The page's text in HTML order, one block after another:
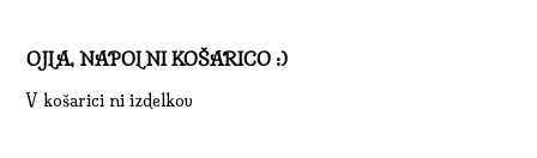
OJLA, NAPOLNI KOŠARICO :)
V košarici ni izdelkov